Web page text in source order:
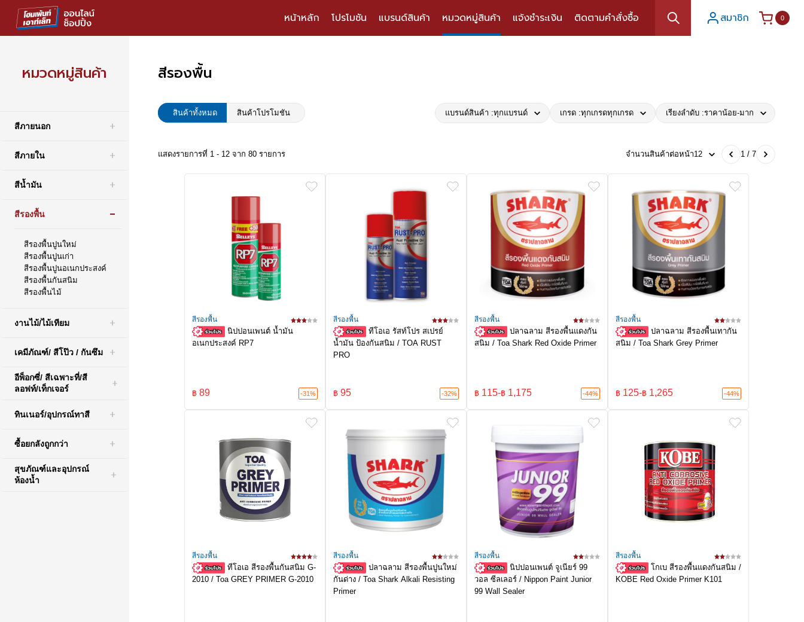
หน้าหลัก โปรโมชัน แบรนด์สินค้า หมวดหมู่สินค้า แจ้งชำระเงิน ติดตามคำสั่งซื้อ สมาชิก 0
หมวดหมู่สินค้า
สีภายนอก
สีภายใน
สีน้ำมัน
สีรองพื้น
สีรองพื้นปูนใหม่
สีรองพื้นปูนเก่า
สีรองพื้นปูนอเนกประสงค์
สีรองพื้นกันสนิม
สีรองพื้นไม้
งานไม้/ไม้เทียม
เคมีภัณฑ์/ สีโป๊ว / กันซึม
อีพ็อกซี่/ สีเฉพาะที่/สี
ลอฟท์/เท็กเจอร์
ทินเนอร์/อุปกรณ์ทาสี
ซื้อยกลังถูกกว่า
สุขภัณฑ์และอุปกรณ์
ห้องน้ำ
สีรองพื้น
สินค้าทั้งหมด สินค้าโปรโมชัน แบรนด์สินค้า :ทุกแบรนด์ เกรด :ทุกเกรดทุกเกรด เรียงลำดับ :ราคาน้อย-มาก
แสดงรายการที่ 1 - 12 จาก 80 รายการ จำนวนสินค้าต่อหน้า12 1 / 7
สีรองพื้น
นิปปอนเพนต์ น้ำมัน
อเนกประสงค์ RP7
฿ 89 -31%
สีรองพื้น
ทีโอเอ รัสท์โปร สเปรย์
น้ำมัน ป้องกันสนิม / TOA RUST
PRO
฿ 95 -32%
สีรองพื้น
ปลาฉลาม สีรองพื้นแดงกัน
สนิม / Toa Shark Red Oxide Primer
฿ 115-฿ 1,175 -44%
สีรองพื้น
ปลาฉลาม สีรองพื้นเทากัน
สนิม / Toa Shark Grey Primer
฿ 125-฿ 1,265 -44%
สีรองพื้น
ทีโอเอ สีรองพื้นกันสนิม G-
2010 / Toa GREY PRIMER G-2010
สีรองพื้น
ปลาฉลาม สีรองพื้นปูนใหม่
กันด่าง / Toa Shark Alkali Resisting
Primer
สีรองพื้น
นิปปอนเพนต์ จูเนียร์ 99
วอล ซีลเลอร์ / Nippon Paint Junior
99 Wall Sealer
สีรองพื้น
โกเบ สีรองพื้นแดงกันสนิม /
KOBE Red Oxide Primer K101